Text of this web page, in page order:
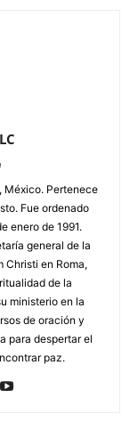
México. Pertenece
Fue ordenado
enero de 1991.
general de la
Christi en Roma,
de la
ministerio en la
de oración y
para despertar el
paz.